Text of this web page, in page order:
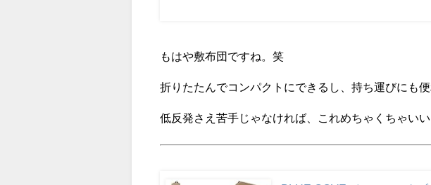
もはや敷布団ですね。笑
折りたたんでコンパクトにできるし、持ち運びにも便
低反発さえ苦手じゃなければ、これめちゃくちゃいい